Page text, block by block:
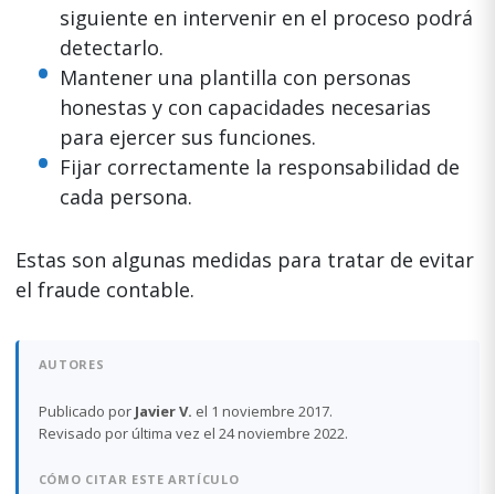
siguiente en intervenir en el proceso podrá
detectarlo.
Mantener una plantilla con personas
honestas y con capacidades necesarias
para ejercer sus funciones.
Fijar correctamente la responsabilidad de
cada persona.
Estas son algunas medidas para tratar de evitar
el fraude contable.
AUTORES
Publicado por Javier V. el 1 noviembre 2017.
Revisado por última vez el 24 noviembre 2022.
CÓMO CITAR ESTE ARTÍCULO